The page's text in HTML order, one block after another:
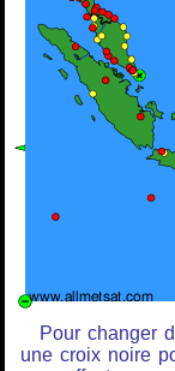
Pour changer
une croix noire